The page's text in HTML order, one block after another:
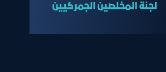
لجنة المخلصين الجمركيين